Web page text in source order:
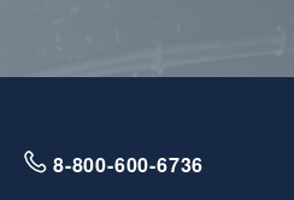
8-800-600-6736